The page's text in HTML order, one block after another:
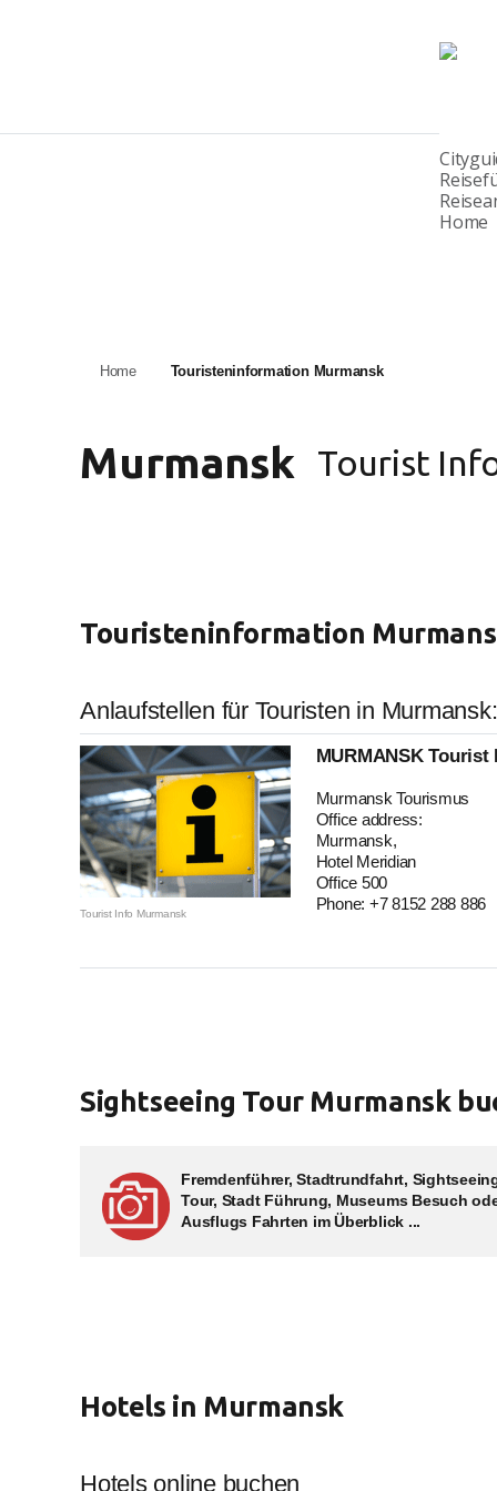
Home
Home Touristeninformation Murmansk
Murmansk Tourist
Touristeninformation
Anlaufstellen für Touristen in Murmansk:
Tourist Info Murmansk
MURMANSK Tourist
Murmansk Tourismus
Office address:
Murmansk,
Hotel Meridian
Office 500
Phone: +7 8152 288 886
Sightseeing Tour Murmansk
Fremdenführer, Stadtrundfahrt,
Tour, Stadt Führung, Museums Besuch
Ausflugs Fahrten im Überblick ...
Hotels in Murmansk
Hotels online buchen